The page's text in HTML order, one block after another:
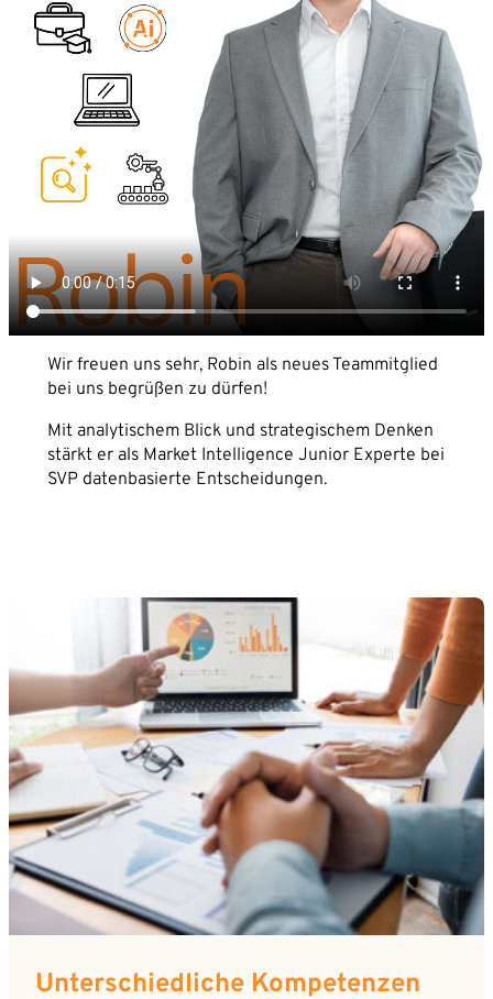
Partner
Karriere
News
Kontakt
Wir freuen uns sehr, Robin als neues Teammitglied
bei uns begrüßen zu dürfen!
Mit analytischem Blick und strategischem Denken
stärkt er als Market Intelligence Junior Experte bei
SVP datenbasierte Entscheidungen.
Unterschiedliche Kompetenzen
Unternehmen*
E-Mail-Adresse*
Telefon*
Nachricht
Mit dem Absenden willigen Sie ein, dass die SVP
Deutschland AG Ihre angegebenen Kontaktdaten
elektronisch erhebt, speichert und evtl. verarbeitet.
Weitere Informationen finden Sie in unserer
Datenschutzerklärung.